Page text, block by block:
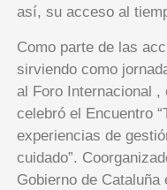
así, su acceso al
Como parte de las
sirviendo como
al Foro Internacional ,
celebró el Encuentro
experiencias de
cuidado”.
Gobierno de